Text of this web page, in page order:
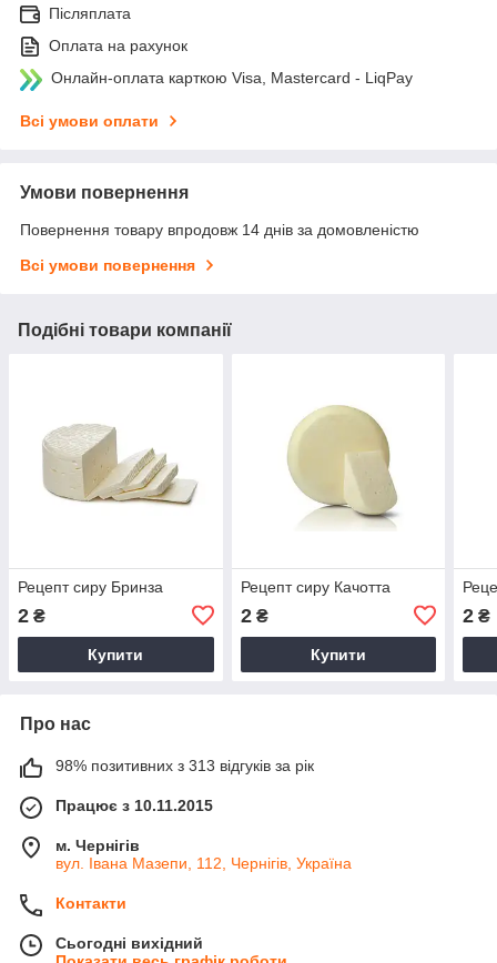
Післяплата
Оплата на рахунок
Онлайн-оплата карткою Visa, Mastercard - LiqPay
Всі умови оплати
Умови повернення
Повернення товару впродовж 14 днів за домовленістю
Всі умови повернення
Подібні товари компанії
Рецепт сиру Бринза
2 ₴
Купити
Рецепт сиру Качотта
2₴
Купити
2 ₴
Про нас
98% позитивних з 313 відгуків за рік
Працює з 10.11.2015
м. Чернігів
вул. Івана Мазепи, 112, Чернігів, Україна
Контакти
Сьогодні вихідний